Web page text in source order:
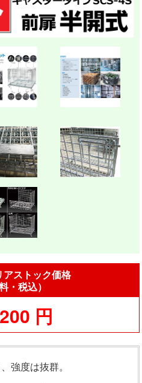
アストック価格
・税込）
円
強度は抜群。